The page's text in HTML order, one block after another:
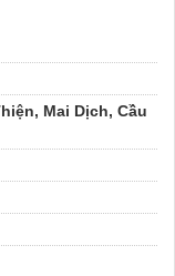
Mai Dịch, Cầu